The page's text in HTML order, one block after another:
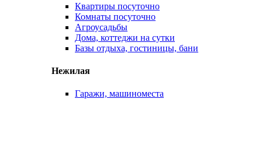
Квартиры посуточно
Комнаты посуточно
Агроусадьбы
Дома, коттеджи на сутки
Базы отдыха, гостиницы, бани
Нежилая
Гаражи, машиноместа